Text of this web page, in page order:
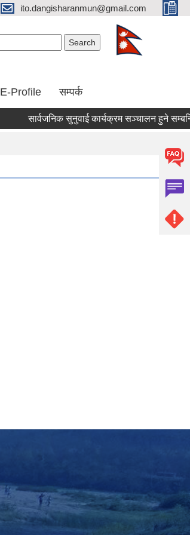
ito.dangisharanmun@gmail.com
E-Profile सम्पर्क
सार्वजनिक सुनुवाई कार्यक्रम सञ्चालन हुने